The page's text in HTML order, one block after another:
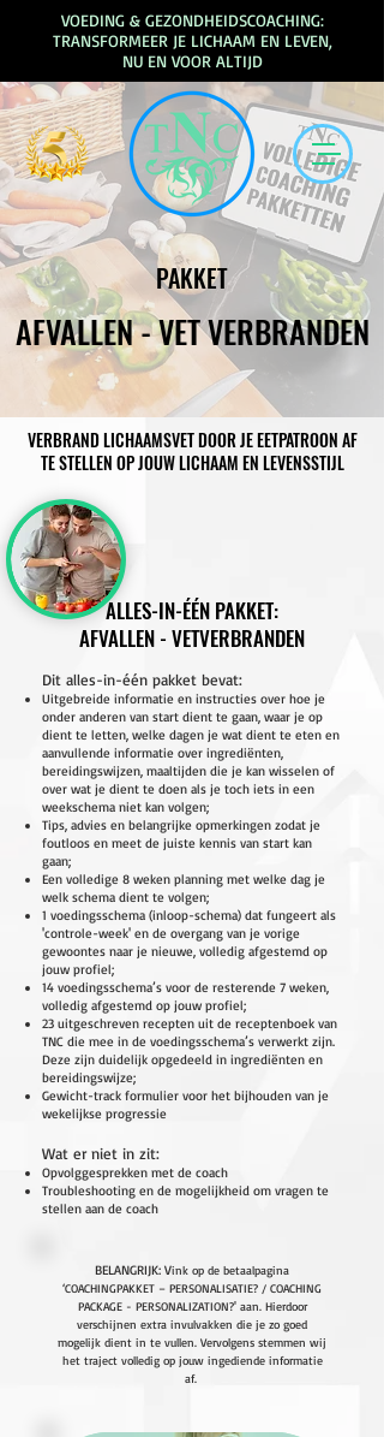
VOEDING & GEZONDHEIDSCOACHING:
TRANSFORMEER JE LICHAAM EN LEVEN,
NU EN VOOR ALTIJD
PAKKET
AFVALLEN - VET VERBRANDEN
VERBRAND LICHAAMSVET DOOR JE EETPATROON AF
TE STELLEN OP JOUW LICHAAM EN LEVENSSTIJL
ALLES-IN-ÉÉN PAKKET:
AFVALLEN - VETVERBRANDEN
Dit alles-in-één pakket bevat:
Uitgebreide informatie en instructies over hoe je
onder anderen van start dient te gaan, waar je op
dient te letten, welke dagen je wat dient te eten en
aanvullende informatie over ingrediënten,
bereidingswijzen, maaltijden die je kan wisselen of
over wat je dient te doen als je toch iets in een
weekschema niet kan volgen;
Tips, advies en belangrijke opmerkingen zodat je
foutloos en meet de juiste kennis van start kan
gaan;
Een volledige 8 weken planning met welke dag je
welk schema dient te volgen;
1 voedingsschema (inloop-schema) dat fungeert als
'controle-week' en de overgang van je vorige
gewoontes naar je nieuwe, volledig afgestemd op
jouw profiel;
14 voedingsschema’s voor de resterende 7 weken,
volledig afgestemd op jouw profiel;
23 uitgeschreven recepten uit de receptenboek van
TNC die mee in de voedingsschema’s verwerkt zijn.
Deze zijn duidelijk opgedeeld in ingrediënten en
bereidingswijze;
Gewicht-track formulier voor het bijhouden van je
wekelijkse progressie
Wat er niet in zit:
Opvolggesprekken met de coach
Troubleshooting en de mogelijkheid om vragen te
stellen aan de coach
BELANGRIJK: Vink op de betaalpagina
‘COACHINGPAKKET – PERSONALISATIE? / COACHING
PACKAGE - PERSONALIZATION?' aan. Hierdoor
verschijnen extra invulvakken die je zo goed
mogelijk dient in te vullen. Vervolgens stemmen wij
het traject volledig op jouw ingediende informatie
af.